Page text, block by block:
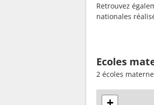
Retrouvez
nationales
Ecoles
2 écoles